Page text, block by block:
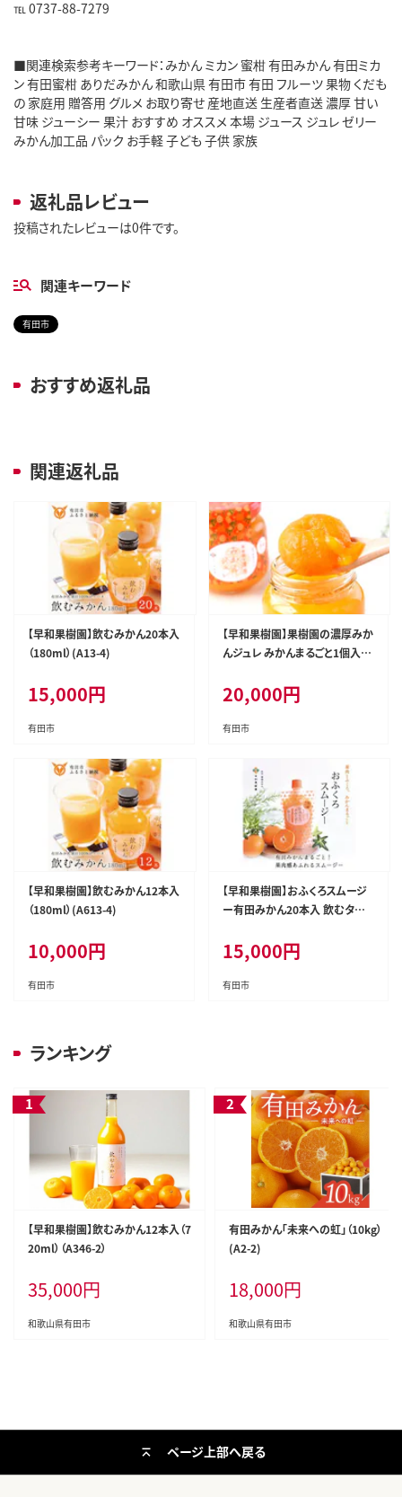
℡ 0737-88-7279
■関連検索参考キーワード：みかん ミカン 蜜柑 有田みかん 有田ミカ
ン 有田蜜柑 ありだみかん 和歌山県 有田市 有田 フルーツ 果物 くだも
の 家庭用 贈答用 グルメ お取り寄せ 産地直送 生産者直送 濃厚 甘い
甘味 ジューシー 果汁 おすすめ オススメ 本場 ジュース ジュレ ゼリー
みかん加工品 パック お手軽 子ども 子供 家族
返礼品レビュー
投稿されたレビューは0件です。
関連キーワード
有田市
おすすめ返礼品
関連返礼品
【早和果樹園】飲むみかん20本入
（180ml）(A13-4)
15,000円
有田市
【早和果樹園】果樹園の濃厚みか
んジュレ みかんまるごと1個入り
20,000円
有田市
【早和果樹園】飲むみかん12本入
（180ml）(A613-4)
10,000円
有田市
【早和果樹園】おふくろスムージ
ー有田みかん20本入 飲むタイプ
15,000円
有田市
ランキング
【早和果樹園】飲むみかん12本入（7
20ml）（A346-2）
35,000円
和歌山県有田市
有田みかん「未来への虹」（10kg）
(A2-2)
18,000円
和歌山県有田市
ページ上部へ戻る